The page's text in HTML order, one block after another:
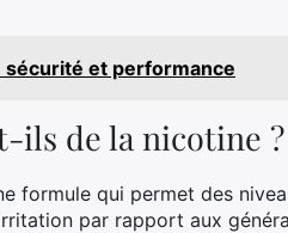
sécurité et performance
ils de la nicotine ?
formule qui permet des
par rapport aux